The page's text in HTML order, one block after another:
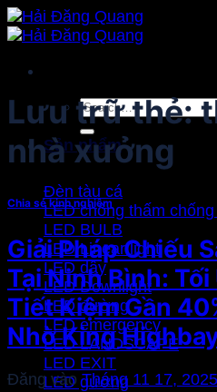
Bỏ
qua
dung
Search
for:
Sản phẩm
Đèn tàu cá
LED chống thấm chống
LED BULB
LED Linear light
LED dây
LED Downlight
LED đường
LED emergency
LED LANDSCAPE
LED EXIT
LED gương
Lưu trữ thẻ:
nhà xưởng
Chia sẻ kinh nghiệm
Giải Pháp Chiếu
Tại Ninh Bình:
Tiết Kiệm Gần
Nhờ King
Đăng vàoTháng 11 17, 2025